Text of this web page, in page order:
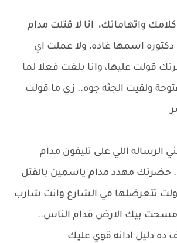
واتهاماتك، انا لا قتلت مدام
اسمها غاده، ولا عملت اي
قولت عليها، وانا بلغت فعلا لما
ولقيت الجثه جوه.. زي ما قولت
الرساله اللي على تليفون مدام
حضرتك مهدد مدام ياسمين بالقتل
تتعرضلها في الشارع وانت شارب
بيك الارض قدام الناس..
دليل ادانه قوي عليك